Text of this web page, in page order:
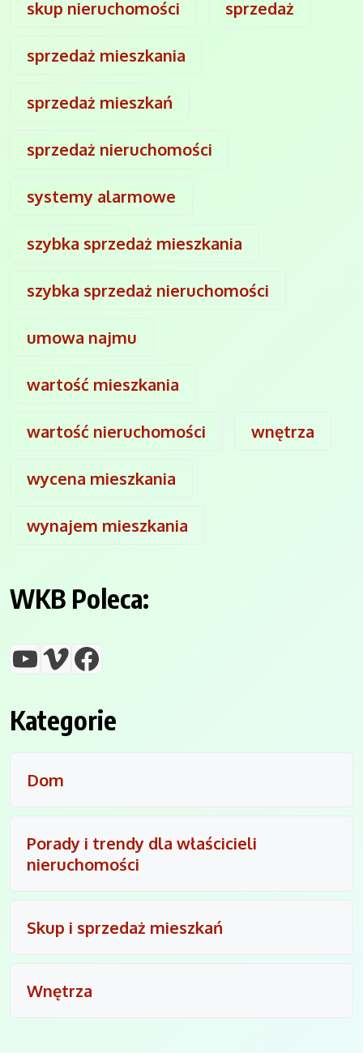
skup nieruchomości sprzedaż
sprzedaż mieszkania
sprzedaż mieszkań
sprzedaż nieruchomości
systemy alarmowe
szybka sprzedaż mieszkania
szybka sprzedaż nieruchomości
umowa najmu
wartość mieszkania
wartość nieruchomości wnętrza
wycena mieszkania
wynajem mieszkania
WKB Poleca:
YouTube
VimeoFacebook
Kategorie
Dom
Porady i trendy dla właścicieli
nieruchomości
Skup i sprzedaż mieszkań
Wnętrza